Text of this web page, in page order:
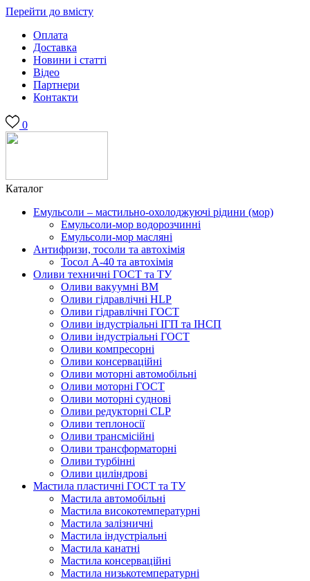
Перейти до вмісту
Оплата
Доставка
Новини і статті
Відео
Партнери
Контакти
0
Каталог
Емульсоли – мастильно-охолоджуючі рідини (мор)
Емульсоли-мор водорозчинні
Емульсоли-мор масляні
Антифризи, тосоли та автохімія
Тосол А-40 та автохімія
Оливи техничні ГОСТ та ТУ
Оливи вакуумні ВМ
Оливи гідравлічні HLP
Оливи гідравлічні ГОСТ
Оливи індустріальні ІГП та ІНСП
Оливи індустріальні ГОСТ
Оливи компресорні
Оливи консерваційні
Оливи моторні автомобільні
Оливи моторні ГОСТ
Оливи моторні суднові
Оливи редукторні CLP
Оливи теплоносії
Оливи трансмісійні
Оливи трансформаторні
Оливи турбінні
Оливи циліндрові
Мастила пластичні ГОСТ та ТУ
Мастила автомобільні
Мастила високотемпературні
Мастила залізничні
Мастила індустріальні
Мастила канатні
Мастила консерваційні
Мастила низькотемпературні